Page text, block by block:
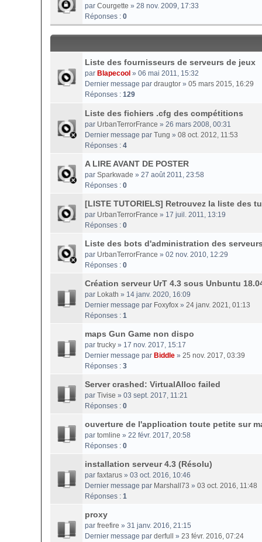
par Courgette » 28 nov. 2009, 17:33
Réponses : 0
Liste des fournisseurs de serveurs de jeux
par Blapecool » 06 mai 2011, 15:32
Dernier message par draugtor » 05 mars 2015, 16:29
Réponses : 129
Liste des fichiers .cfg des compétitions
par UrbanTerrorFrance » 26 mars 2008, 00:31
Dernier message par Tung » 08 oct. 2012, 11:53
Réponses : 4
A LIRE AVANT DE POSTER
par Sparkwade » 27 août 2011, 23:58
Réponses : 0
[LISTE TUTORIELS] Retrouvez la liste des
par UrbanTerrorFrance » 17 juil. 2011, 13:19
Réponses : 0
Liste des bots d'administration des
par UrbanTerrorFrance » 02 nov. 2010, 12:29
Réponses : 0
Création serveur UrT 4.3 sous Unbuntu
par Lokath » 14 janv. 2020, 16:09
Dernier message par Foxyfox » 24 janv. 2021, 01:13
Réponses : 1
maps Gun Game non dispo
par trucky » 17 nov. 2017, 15:17
Dernier message par Biddle » 25 nov. 2017, 03:39
Réponses : 3
Server crashed: VirtualAlloc failed
par Tivise » 03 sept. 2017, 11:21
Réponses : 0
ouverture de l'application toute petite sur
par tomline » 22 févr. 2017, 20:58
Réponses : 0
installation serveur 4.3 (Résolu)
par faxtarus » 03 oct. 2016, 10:46
Dernier message par Marshall73 » 03 oct. 2016, 11:48
Réponses : 1
proxy
par freefire » 31 janv. 2016, 21:15
Dernier message par derfull » 23 févr. 2016, 07:24